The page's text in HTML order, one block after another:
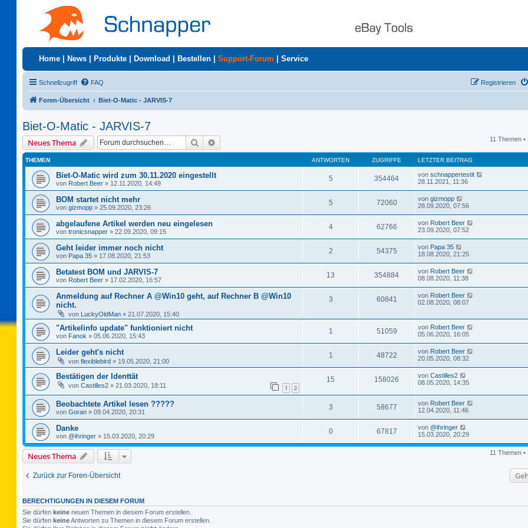
Home News Produkte Download Bestellen Support-Forum Service
Schnellzugriff FAQ Registrieren
Foren-Übersicht Biet-O-Matic - JARVIS-7
Biet-O-Matic - JARVIS-7
Neues Thema Suche 11 Themen •
THEMEN ANTWORTEN ZUGRIFFE LETZTER BEITRAG
Biet-O-Matic wird zum 30.11.2020 eingestellt
von Robert Beer » 12.11.2020, 14:49
5 354464 von schnappertestit
28.11.2021, 11:36
BOM startet nicht mehr
von gizmopp » 25.09.2020, 23:26
5 72060 von gizmopp
28.09.2020, 07:56
abgelaufene Artikel werden neu eingelesen
von tronicsnapper » 22.09.2020, 09:15
4 62766 von Robert Beer
23.09.2020, 07:52
Geht leider immer noch nicht
von Papa 35 » 17.08.2020, 21:53
2 54375 von Papa 35
18.08.2020, 21:25
Betatest BOM und JARVIS-7
von Robert Beer » 17.02.2020, 16:57
13 354884 von Robert Beer
08.08.2020, 11:38
Anmeldung auf Rechner A @Win10 geht, auf Rechner B @Win10
nicht.
von LuckyOldMan » 21.07.2020, 15:40
3 60841 von Robert Beer
02.08.2020, 08:07
"Artikelinfo update" funktioniert nicht
von Fanok » 05.06.2020, 15:43
1 51059 von Robert Beer
05.06.2020, 16:05
Leider geht's nicht
von flexiblebird » 19.05.2020, 21:00
1 48722 von Robert Beer
20.05.2020, 08:32
Bestätigen der Identtät
von Castilles2 » 21.03.2020, 18:11 1 2
15 158026 von Castilles2
08.05.2020, 14:35
Beobachtete Artikel lesen ?????
von Goran » 09.04.2020, 20:31
3 58677 von Robert Beer
12.04.2020, 11:46
Danke
von @ihringer » 15.03.2020, 20:29
0 67817 von @ihringer
15.03.2020, 20:29
Neues Thema 11 Themen •
Zurück zur Foren-Übersicht
BERECHTIGUNGEN IN DIESEM FORUM
Sie dürfen keine neuen Themen in diesem Forum erstellen.
Sie dürfen keineAntworten zu Themen in diesem Forum erstellen.